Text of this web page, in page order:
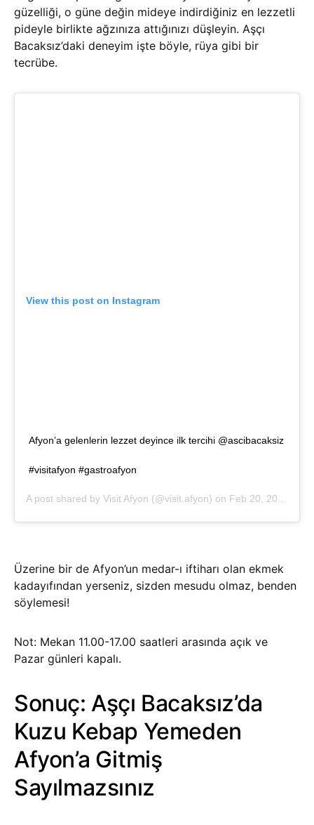
güzelliği, o güne değin mideye indirdiğiniz en lezzetli
pideyle birlikte ağzınıza attığınızı düşleyin. Aşçı
Bacaksız’daki deneyim işte böyle, rüya gibi bir
tecrübe.
View this post on Instagram
Afyon’a gelenlerin lezzet deyince ilk tercihi @ascibacaksiz
#visitafyon #gastroafyon
A post shared by Visit Afyon (@visit.afyon) on Feb 20, 2020 at 10:42am PST
Üzerine bir de Afyon’un medar-ı iftiharı olan ekmek
kadayıfından yerseniz, sizden mesudu olmaz, benden
söylemesi!
Not: Mekan 11.00-17.00 saatleri arasında açık ve
Pazar günleri kapalı.
Sonuç: Aşçı Bacaksız’da
Kuzu Kebap Yemeden
Afyon’a Gitmiş
Sayılmazsınız